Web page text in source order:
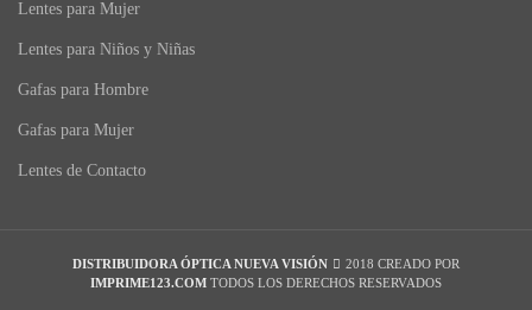
Lentes para Mujer
Lentes para Niños y Niñas
Gafas para Hombre
Gafas para Mujer
Lentes de Contacto
DISTRIBUIDORA ÓPTICA NUEVA VISIÓN
2018 CREADO POR
IMPRIME123.COM TODOS LOS DERECHOS RESERVADOS